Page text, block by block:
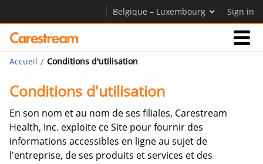
Belgique – Luxembourg Sign in
Activités
Société
Accueil Conditions d'utilisation
Conditions d'utilisation
En son nom et au nom de ses filiales, Carestream
Health, Inc. exploite ce Site pour fournir des
informations accessibles en ligne au sujet de
l'entreprise, de ses produits et services et des